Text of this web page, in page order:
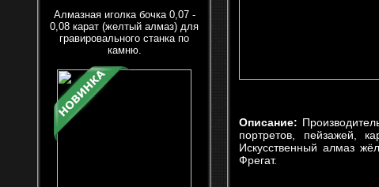
Алмазная иголка бочка 0,07 -
0,08 карат (желтый алмаз) для
гравировального станка по
камню.
Описание:
портретов, пейзажей,
Искусственный алмаз
Фрегат.